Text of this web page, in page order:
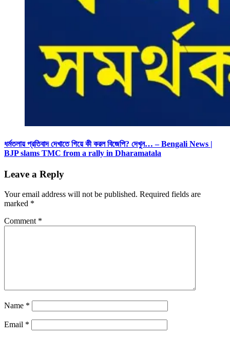
ধর্মতলায় প্রতিবাদ দেখাতে গিয়ে কী করল বিজেপি? দেখুন… – Bengali News |
BJP slams TMC from a rally in Dharamatala
Leave a Reply
Your email address will not be published. Required fields are
marked *
Comment *
Name *
Email *